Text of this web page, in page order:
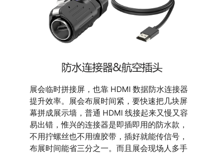
展会临时拼接屏，也靠 HDMI 数据防水连接器
提升效率。展会布展时间紧，要快速把几块屏
幕拼成展示墙，普通 HDMI 线接起来又慢又容
易出错，惟兴的连接器是即插即用的防水款，
不用拧螺丝也不用缠胶带，插好就能传信号，
布展时间能省三分之一。而且展会现场人多手